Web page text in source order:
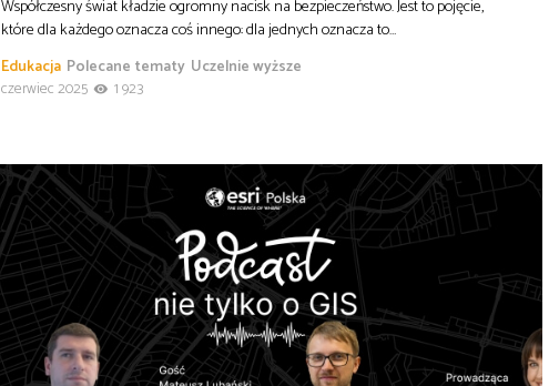
Współczesny świat kładzie ogromny nacisk na bezpieczeństwo. Jest to pojęcie,
które dla każdego oznacza coś innego: dla jednych oznacza to…
Edukacja Polecane tematy Uczelnie wyższe
czerwiec 2025
1 923